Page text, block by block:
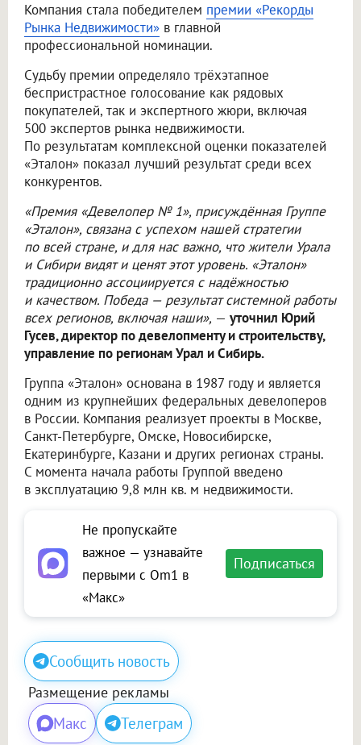
Компания стала победителем премии «Рекорды
Рынка Недвижимости» в главной
профессиональной номинации.
Судьбу премии определяло трёхэтапное
беспристрастное голосование как рядовых
покупателей, так и экспертного жюри, включая
500 экспертов рынка недвижимости.
По результатам комплексной оценки показателей
«Эталон» показал лучший результат среди всех
конкурентов.
«Премия «Девелопер № 1», присуждённая Группе
«Эталон», связана с успехом нашей стратегии
по всей стране, и для нас важно, что жители Урала
и Сибири видят и ценят этот уровень. «Эталон»
традиционно ассоциируется с надёжностью
и качеством. Победа — результат системной работы
всех регионов, включая наши», — уточнил Юрий
Гусев, директор по девелопменту и строительству,
управление по регионам Урал и Сибирь.
Группа «Эталон» основана в 1987 году и является
одним из крупнейших федеральных девелоперов
в России. Компания реализует проекты в Москве,
Санкт-Петербурге, Омске, Новосибирске,
Екатеринбурге, Казани и других регионах страны.
С момента начала работы Группой введено
в эксплуатацию 9,8 млн кв. м недвижимости.
Не пропускайте
важное — узнавайте
первыми с Om1 в
«Макс»
Подписаться
Сообщить новость
Размещение рекламы
Макс Телеграм